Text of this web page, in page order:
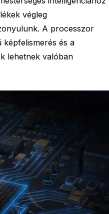
végleg
A processzor
képfelismerés és a
lehetnek valóban